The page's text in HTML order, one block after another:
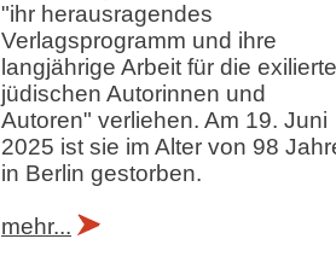
"ihr herausragendes
Verlagsprogramm und ihre
langjährige Arbeit für die
jüdischen Autorinnen und
Autoren" verliehen. Am 19. Juni
2025 ist sie im Alter von 98
in Berlin gestorben.
mehr...